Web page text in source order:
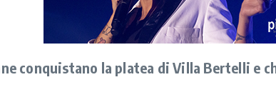
conquistano la platea di Villa Bertelli e